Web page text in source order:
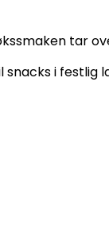
tar
snacks i festlig